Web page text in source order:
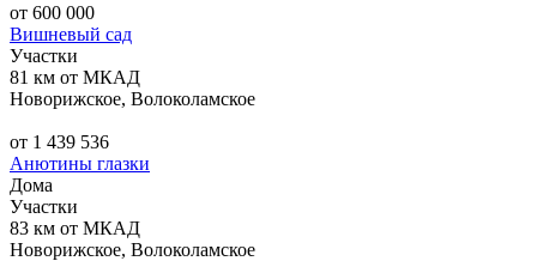
от 600 000
Вишневый сад
Участки
81 км от МКАД
Новорижское, Волоколамское
от 1 439 536
Анютины глазки
Дома
Участки
83 км от МКАД
Новорижское, Волоколамское